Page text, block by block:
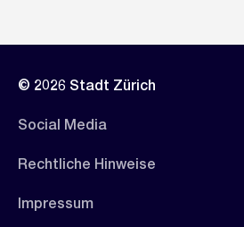
© 2026 Stadt Zürich
Social Media
Rechtliche Hinweise
Impressum